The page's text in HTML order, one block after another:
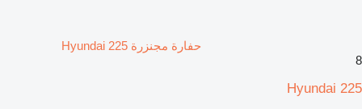
حفارة مجنزرة Hyundai 225
8
Hyundai 225